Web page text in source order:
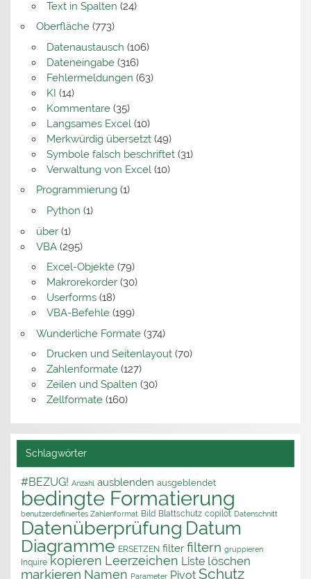
Text in Spalten (24)
Oberfläche(773)
Datenaustausch (106)
Dateneingabe(316)
Fehlermeldungen (63)
KI (14)
Kommentare(35)
Langsames Excel(10)
Merkwürdig übersetzt(49)
Symbole falsch beschriftet(31)
Verwaltung von Excel(10)
Programmierung(1)
Python (1)
über(1)
VBA(295)
Excel-Objekte(79)
Makrorekorder(30)
Userforms(18)
VBA-Befehle(199)
Wunderliche Formate(374)
Drucken und Seitenlayout(70)
Zahlenformate(127)
Zeilen und Spalten (30)
Zellformate(160)
Schlagwörter
#BEZUG! Anzahl ausblenden ausgeblendet
bedingte Formatierung
benutzerdefiniertes Zahlenformat Bild Blattschutz copilot Datenschnitt
Datenüberprüfung Datum
Diagramme ERSETZEN filter filtern gruppieren
Inquire kopieren Leerzeichen Liste löschen
markieren Namen Parameter Pivot Schutz